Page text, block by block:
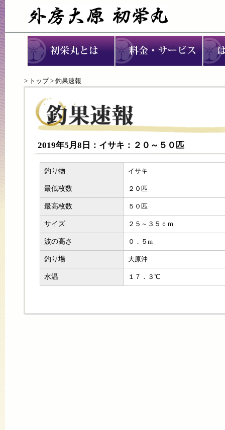
> トップ> 釣果速報
2019年5月8日：イサキ：２０～５０匹
釣り物 イサキ
最低枚数 ２０匹
最高枚数 ５０匹
サイズ ２５～３５ｃｍ
波の高さ ０．５m
釣り場 大原沖
水温 １７．３℃